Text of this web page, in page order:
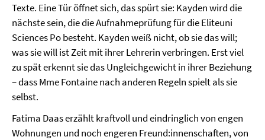
Texte. Eine Tür öffnet sich, das spürt sie: Kayden wird die
nächste sein, die die Aufnahmeprüfung für die Eliteuni
Sciences Po besteht. Kayden weiß nicht, ob sie das will;
was sie will ist Zeit mit ihrer Lehrerin verbringen. Erst viel
zu spät erkennt sie das Ungleichgewicht in ihrer Beziehung
– dass Mme Fontaine nach anderen Regeln spielt als sie
selbst.
Fatima Daas erzählt kraftvoll und eindringlich von engen
Wohnungen und noch engeren Freund:innenschaften, von